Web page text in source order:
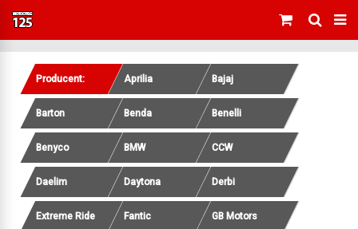
Producent: Aprilia Bajaj
Barton Benda Benelli
Benyco BMW CCW
Daelim Daytona Derbi
Extreme Ride Fantic GB Motors